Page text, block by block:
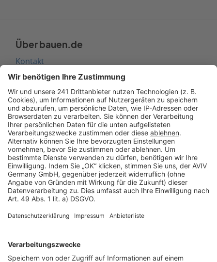
Über bauen.de
Kontakt
Seitenaufbau
Barrierefreiheit
Cookie Einstellungen
Rechtliches
AGB-Übersicht
Datenschutz
Impressum
Services
Bauprojekt-Quiz